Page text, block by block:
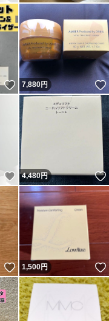
いいね！
7,880円
いいね！
4,480円
いいね！
1,500円